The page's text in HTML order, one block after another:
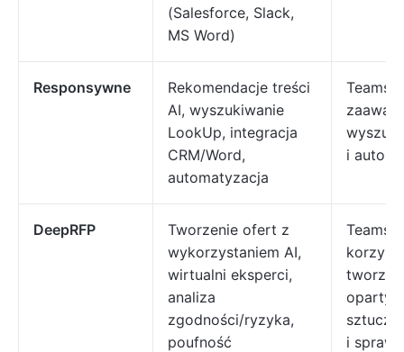
(Salesforce, Slack,
MS Word)
Responsywne
Rekomendacje treści
AI, wyszukiwanie
LookUp, integracja
CRM/Word,
automatyzacja
Teams
i
DeepRFP
Tworzenie ofert z
wykorzystaniem AI,
wirtualni eksperci,
analiza
zgodności/ryzyka,
poufność
Teams,
i